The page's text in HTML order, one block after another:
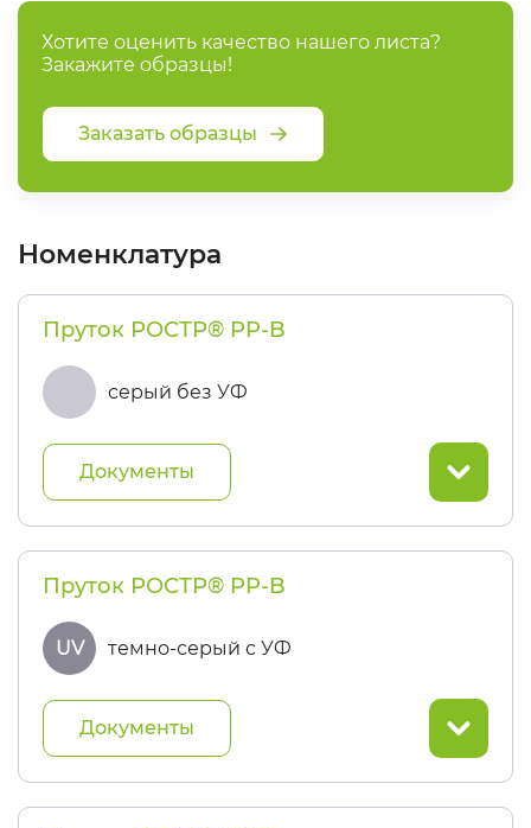
Хотите оценить качество нашего листа?
Закажите образцы!
Заказать образцы
Номенклатура
Пруток РОСТР® PP-B
серый без УФ
Документы
Пруток РОСТР® PP-B
UV темно-серый с УФ
Документы